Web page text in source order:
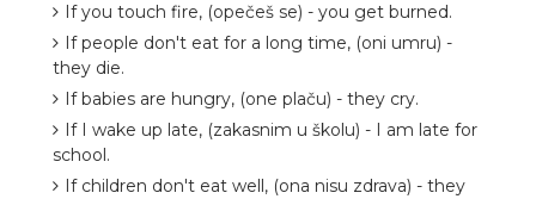
If you touch fire, (opečeš se) - you get burned.
If people don't eat for a long time, (oni umru) -
they die.
If babies are hungry, (one plaču) - they cry.
If I wake up late, (zakasnim u školu) - I am late for
school.
If children don't eat well, (ona nisu zdrava) - they